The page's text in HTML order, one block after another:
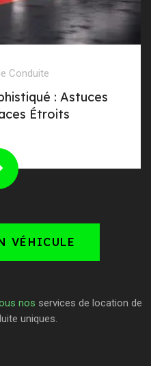
Conduite
: Astuces
Étroits
VÉHICULE
nos services de location de
uniques.